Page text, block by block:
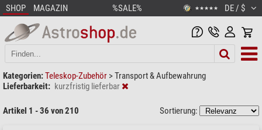
SHOP MAGAZIN %SALE% ★★★★★ DE / $
Kategorien:Teleskop-Zubehör >Transport & Aufbewahrung
Lieferbarkeit: kurzfristig lieferbar
Artikel 1 - 36 von 210 Sortierung: